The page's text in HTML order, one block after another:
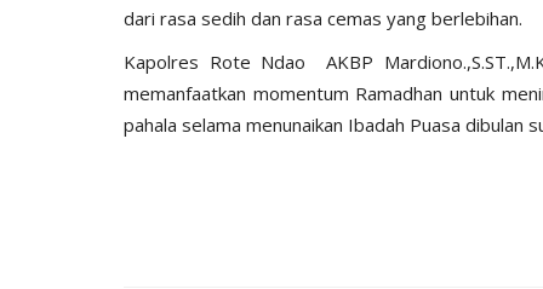
dari rasa sedih dan rasa cemas yang berlebihan.
Kapolres Rote Ndao AKBP
memanfaatkan momentum Ramadhan untuk
pahala selama menunaikan Ibadah Puasa dibulan